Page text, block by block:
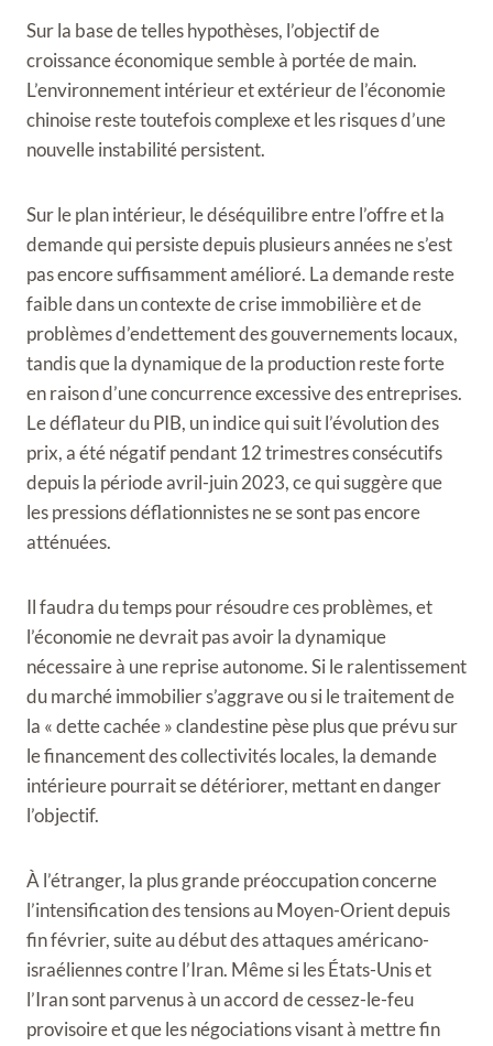
Sur la base de telles hypothèses, l’objectif de
croissance économique semble à portée de main.
L’environnement intérieur et extérieur de l’économie
chinoise reste toutefois complexe et les risques d’une
nouvelle instabilité persistent.
Sur le plan intérieur, le déséquilibre entre l’offre et la
demande qui persiste depuis plusieurs années ne s’est
pas encore suffisamment amélioré. La demande reste
faible dans un contexte de crise immobilière et de
problèmes d’endettement des gouvernements locaux,
tandis que la dynamique de la production reste forte
en raison d’une concurrence excessive des entreprises.
Le déflateur du PIB, un indice qui suit l’évolution des
prix, a été négatif pendant 12 trimestres consécutifs
depuis la période avril-juin 2023, ce qui suggère que
les pressions déflationnistes ne se sont pas encore
atténuées.
Il faudra du temps pour résoudre ces problèmes, et
l’économie ne devrait pas avoir la dynamique
nécessaire à une reprise autonome. Si le ralentissement
du marché immobilier s’aggrave ou si le traitement de
la « dette cachée » clandestine pèse plus que prévu sur
le financement des collectivités locales, la demande
intérieure pourrait se détériorer, mettant en danger
l’objectif.
À l’étranger, la plus grande préoccupation concerne
l’intensification des tensions au Moyen-Orient depuis
fin février, suite au début des attaques américano-
israéliennes contre l’Iran. Même si les États-Unis et
l’Iran sont parvenus à un accord de cessez-le-feu
provisoire et que les négociations visant à mettre fin